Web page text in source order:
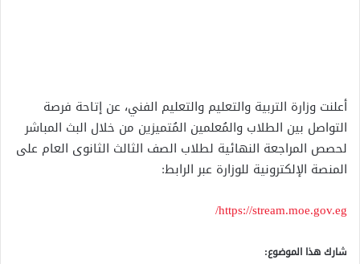
أعلنت وزارة التربية والتعليم والتعليم الفني، عن إتاحة فرصة
التواصل بين الطلاب والمُعلمين المُتميزين من خلال البث المباشر
لحصص المراجعة النهائية لطلاب الصف الثالث الثانوى العام على
المنصة الإلكترونية للوزارة عبر الرابط:
https://stream.moe.gov.eg/
شارك هذا الموضوع: